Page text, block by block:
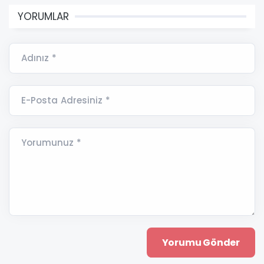
YORUMLAR
Adınız *
E-Posta Adresiniz *
Yorumunuz *